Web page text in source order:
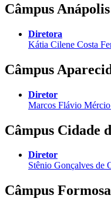
Câmpus Anápolis
Diretora
Kátia Cilene Costa
Câmpus
Diretor
Marcos Flávio
Câmpus Cidade
Diretor
Stênio Gonçalves de
Câmpus Formosa